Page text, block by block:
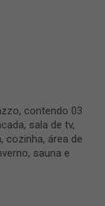
contendo 03
sala de tv,
cozinha, área de
sauna e